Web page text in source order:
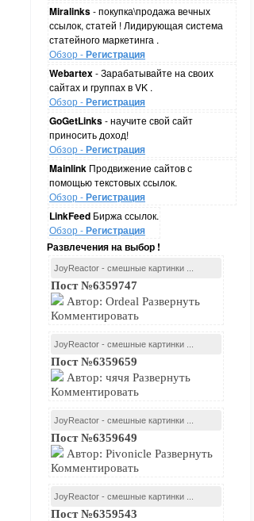
Miralinks- покупка\продажа вечных
ссылок, статей ! Лидирующая система
статейного маркетинга .
Обзор -Регистрация
Webartex- Зарабатывайте на своих
сайтах и группах в VK .
Обзор -Регистрация
GoGetLinks- научите свой сайт
приносить доход!
Обзор -Регистрация
Mainlink Продвижение сайтов с
помощью текстовых ссылок.
Обзор -Регистрация
LinkFeed Биржа ссылок.
Обзор -Регистрация
Развлечения на выбор !
JoyReactor - смешные картинки ...
Пост №6359747
Автор: Ordeal Развернуть
Комментировать
JoyReactor - смешные картинки ...
Пост №6359659
Автор: чячя Развернуть
Комментировать
JoyReactor - смешные картинки ...
Пост №6359649
Автор: Pivonicle Развернуть
Комментировать
JoyReactor - смешные картинки ...
Пост №6359543